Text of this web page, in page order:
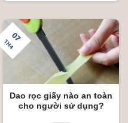
Dao rọc giấy nào an toàn
cho người sử dụng?
07
TH4